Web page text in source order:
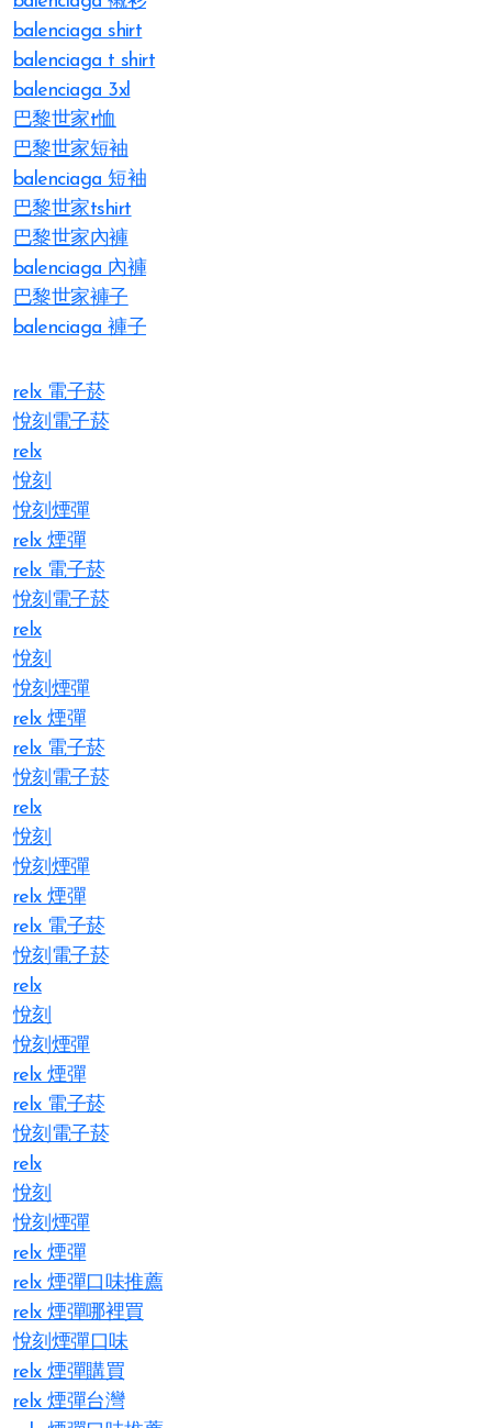
balenciaga shirt
balenciaga t shirt
balenciaga 3xl
巴黎世家t恤
巴黎世家短袖
balenciaga 短袖
巴黎世家tshirt
巴黎世家內褲
balenciaga 內褲
巴黎世家褲子
balenciaga 褲子
relx 電子菸
悅刻電子菸
relx
悅刻
悅刻煙彈
relx 煙彈
relx 電子菸
悅刻電子菸
relx
悅刻
悅刻煙彈
relx 煙彈
relx 電子菸
悅刻電子菸
relx
悅刻
悅刻煙彈
relx 煙彈
relx 電子菸
悅刻電子菸
relx
悅刻
悅刻煙彈
relx 煙彈
relx 電子菸
悅刻電子菸
relx
悅刻
悅刻煙彈
relx 煙彈
relx 煙彈口味推薦
relx 煙彈哪裡買
悅刻煙彈口味
relx 煙彈購買
relx 煙彈台灣